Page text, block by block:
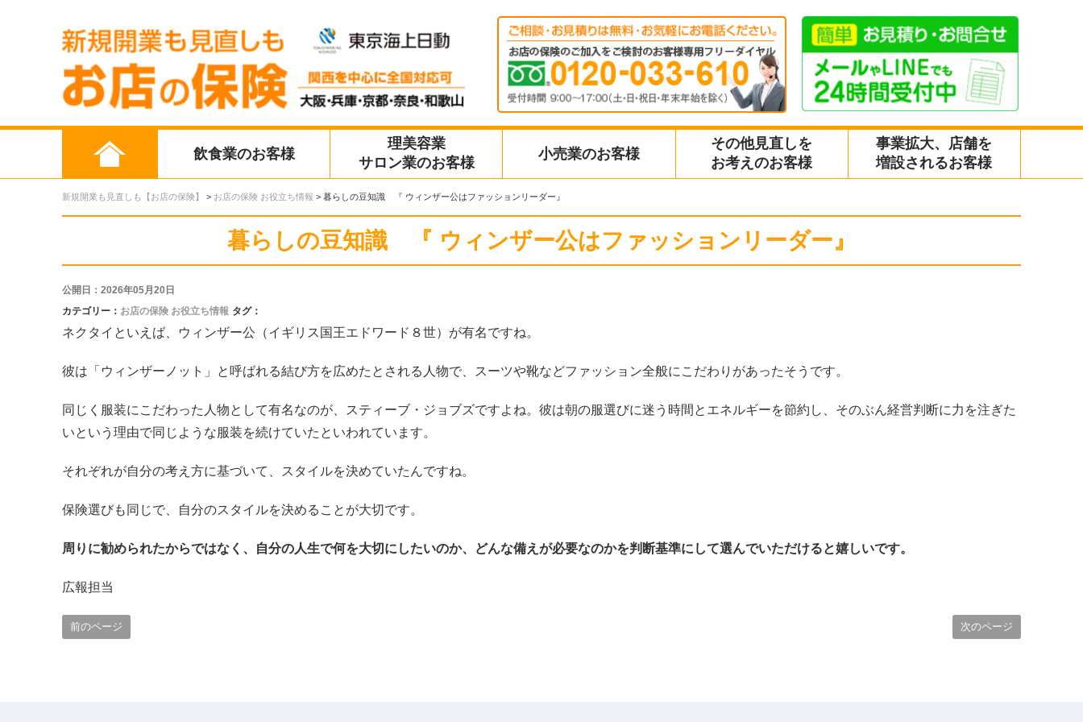
飲食業のお客様
理美容業
サロン業のお客様
小売業のお客様
その他見直しを
お考えのお客様
事業拡大、店舗を
増設されるお客様
新規開業も見直しも【お店の保険】 > お店の保険 お役立ち情報 > 暮らしの豆知識 『 ウィンザー公はファッションリーダー』
暮らしの豆知識 『 ウィンザー公はファッションリーダー』
公開日：2026年05月20日
カテゴリー： お店の保険 お役立ち情報 タグ：
ネクタイといえば、ウィンザー公（イギリス国王エドワード８世）が有名ですね。
彼は「ウィンザーノット」と呼ばれる結び方を広めたとされる人物で、スーツや靴などファッション全般にこだわりがあったそうです。
同じく服装にこだわった人物として有名なのが、スティーブ・ジョブズですよね。彼は朝の服選びに迷う時間とエネルギーを節約し、そのぶん経営判断に力を注ぎた
いという理由で同じような服装を続けていたといわれています。
それぞれが自分の考え方に基づいて、スタイルを決めていたんですね。
保険選びも同じで、自分のスタイルを決めることが大切です。
周りに勧められたからではなく、自分の人生で何を大切にしたいのか、どんな備えが必要なのかを判断基準にして選んでいただけると嬉しいです。
広報担当
前のページ 次のページ